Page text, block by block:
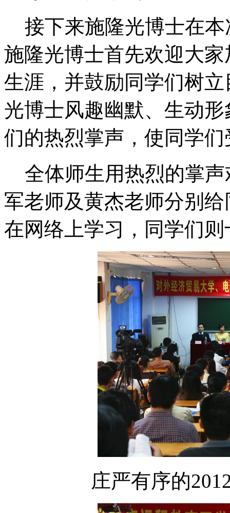
接下来施隆光博士在本
施隆光博士首先欢迎大
生涯，并鼓励同学们树
光博士风趣幽默、生动
们的热烈掌声，使同
全体师生用热烈的掌声
军老师及黄杰老师分别
在网络上学习，同学们
庄严有序的